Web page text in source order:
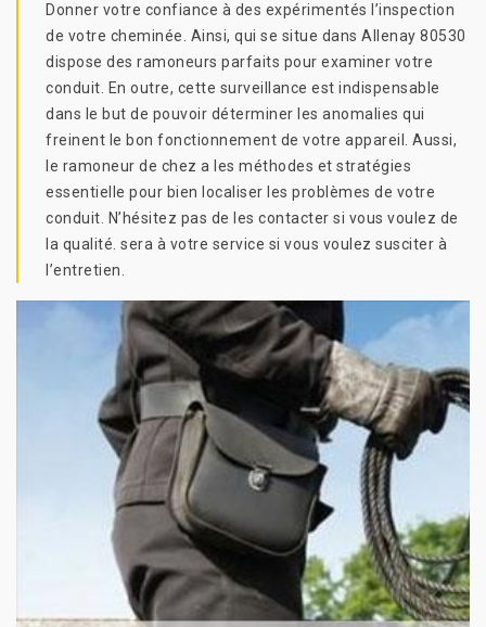
Donner votre confiance à des expérimentés l’inspection
de votre cheminée. Ainsi, qui se situe dans Allenay 80530
dispose des ramoneurs parfaits pour examiner votre
conduit. En outre, cette surveillance est indispensable
dans le but de pouvoir déterminer les anomalies qui
freinent le bon fonctionnement de votre appareil. Aussi,
le ramoneur de chez a les méthodes et stratégies
essentielle pour bien localiser les problèmes de votre
conduit. N’hésitez pas de les contacter si vous voulez de
la qualité. sera à votre service si vous voulez susciter à
l’entretien.